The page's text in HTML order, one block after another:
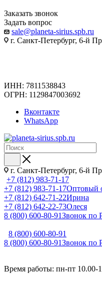
Заказать звонок
Задать вопрос
sale@planeta-sirius.spb.ru
г. Санкт-Петербург, 6-й
ИНН: 7811538843
ОГРН: 1129847003692
Вконтакте
WhatsApp
г. Санкт-Петербург, 6-й
+7 (812) 983-71-17
+7 (812) 983-71-17Оптовый
+7 (812) 642-71-22Ирина
+7 (812) 642-22-73Олеся
8 (800) 600-80-91Звонок по
8 (800) 600-80-91
8 (800) 600-80-91Звонок по
Время работы: пн-пт 10.00-